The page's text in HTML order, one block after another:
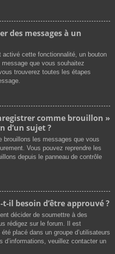
des messages à un
cette fonctionnalité, un bouton
que vous souhaitez
trouverez toutes les étapes
comme brouillon »
d’un sujet ?
brouillons les messages que vous
Vous pouvez reprendre les
depuis le panneau de contrôle
il besoin d’être approuvé ?
décider de soumettre à des
rédigez sur le forum. Il est
placé dans un groupe d’utilisateurs
veuillez contacter un